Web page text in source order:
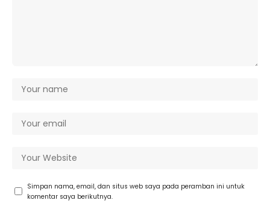
Simpan nama, email, dan situs web saya pada peramban ini untuk
komentar saya berikutnya.